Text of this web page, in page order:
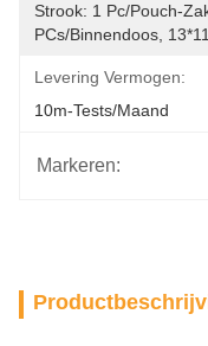
Strook: 1 Pc/pouch-
PCs/binnendoos,
Levering Vermogen:
10m-Tests/maand
Markeren: